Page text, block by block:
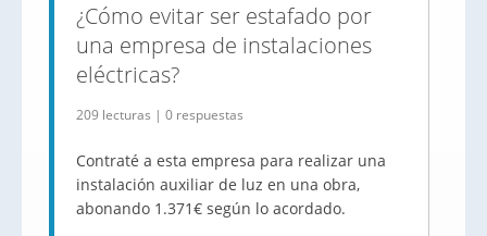
¿Cómo evitar ser estafado por
una empresa de instalaciones
eléctricas?
209 lecturas | 0 respuestas
Contraté a esta empresa para realizar una
instalación auxiliar de luz en una obra,
abonando 1.371€ según lo acordado.